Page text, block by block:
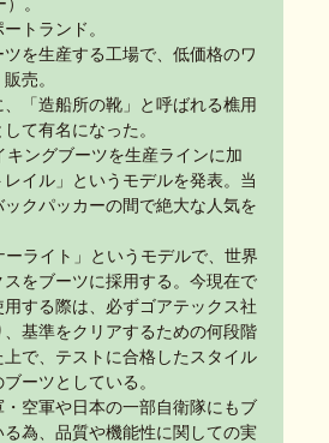
。
トランド。
を生産する工場で、低価格のワ
売。
「造船所の靴」と呼ばれる樵用
て有名になった。
キングブーツを生産ラインに加
イル」というモデルを発表。当
クパッカーの間で絶大な人気を
ーライト」というモデルで、世界
をブーツに採用する。今現在で
する際は、必ずゴアテックス社
基準をクリアするための何段階
上で、テストに合格したスタイル
ーツとしている。
空軍や日本の一部自衛隊にもブ
為、品質や機能性に関しての実